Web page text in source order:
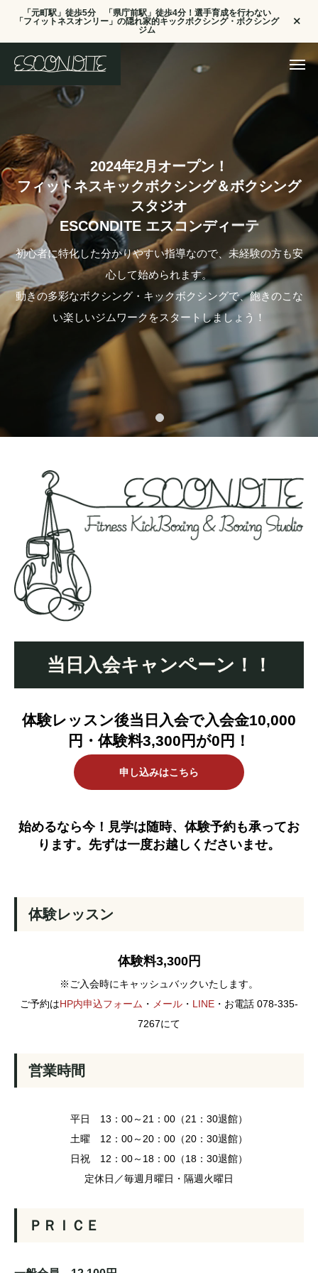
「元町駅」徒歩5分 「県庁前駅」徒歩4分！選手育成を行わない
「フィットネスオンリー」の隠れ家的キックボクシング・ボクシング
ジム
2024年2 月 オープン ！
フィットネスキックボクシング＆ボクシング
スタジオ
ESCONDITE エスコンディーテ
初心者に特化した分かりやすい指導なので、未経験の方も安
心して始められます。
動きの多彩なボクシング・キックボクシングで、飽きのこな
い楽しいジムワークをスタートしましょう！
当日入会キャンペーン！！
体験レッスン後当日入会で入会金10,000
円・体験料3,300円が0円！
申し込みはこちら
始めるなら今！見学は随時、体験予約も承ってお
ります。先ずは一度お越しくださいませ。
体験レッスン
体験料3,300円
※ご入会時にキャッシュバックいたします。
ご予約はHP内申込フォーム ・ メール ・ LINE ・お電話 078-335-
7267にて
営業時間
平日 13：00～21：00（21：30退館）
土曜 12：00～20：00（20：30退館）
日祝 12：00～18：00（18：30退館）
定休日／毎週月曜日・隔週火曜日
ＰＲＩＣＥ